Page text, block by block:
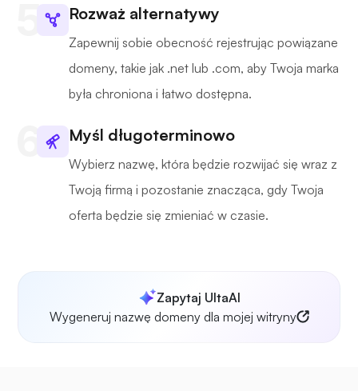
Rozważ alternatywy
Zapewnij sobie obecność rejestrując powiązane
domeny, takie jak .net lub .com, aby Twoja marka
była chroniona i łatwo dostępna.
Myśl długoterminowo
Wybierz nazwę, która będzie rozwijać się wraz z
Twoją firmą i pozostanie znacząca, gdy Twoja
oferta będzie się zmieniać w czasie.
Zapytaj UltaAI
Wygeneruj nazwę domeny dla mojej witryny